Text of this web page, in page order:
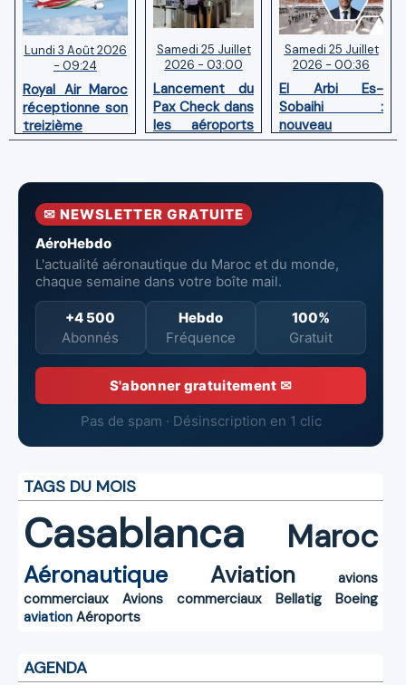
Lundi 3 Août 2026
- 09:24
Royal Air Maroc
réceptionne son
treizième
Boeing 787
Samedi 25 Juillet
2026 - 03:00
Lancement du
Pax Check dans
les aéroports
du Maroc
Samedi 25 Juillet
2026 - 00:36
El Arbi Es-
Sobaihi :
nouveau
directeur à la
l’Aéroport
Mohammed V
✉ NEWSLETTER GRATUITE
AéroHebdo
L'actualité aéronautique du Maroc et du monde,
chaque semaine dans votre boîte mail.
+4 500
Abonnés
Hebdo
Fréquence
100%
Gratuit
S'abonner gratuitement ✉
Pas de spam · Désinscription en 1 clic
TAGS DU MOIS
Casablanca Maroc
Aéronautique Aviation
avions
commerciaux
Avions commerciaux Bellatig
Boeing
aviation Aéroports
AGENDA